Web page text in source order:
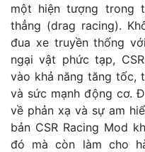
một hiện tượng trong
thẳng (drag racing).
đua xe truyền thống
ngại vật phức tạp,
vào khả năng tăng tốc,
và sức mạnh động cơ.
về phản xạ và sự am
bản CSR Racing Mod
đó mà còn làm cho